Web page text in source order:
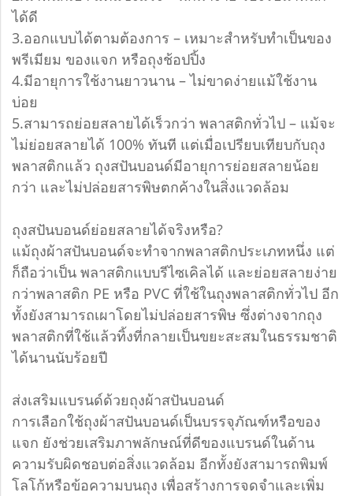
ได้ดี
3.ออกแบบได้ตามต้องการ – เหมาะสำหรับทำเป็นของ
พรีเมียม ของแจก หรือถุงช้อปปิ้ง
4.มีอายุการใช้งานยาวนาน – ไม่ขาดง่ายแม้ใช้งาน
บ่อย
5.สามารถย่อยสลายได้เร็วกว่า พลาสติกทั่วไป – แม้จะ
ไม่ย่อยสลายได้ 100% ทันที แต่เมื่อเปรียบเทียบกับถุง
พลาสติกแล้ว ถุงสปันบอนด์มีอายุการย่อยสลายน้อย
กว่า และไม่ปล่อยสารพิษตกค้างในสิ่งแวดล้อม
ถุงสปันบอนด์ย่อยสลายได้จริงหรือ?
แม้ถุงผ้าสปันบอนด์จะทำจากพลาสติกประเภทหนึ่ง แต่
ก็ถือว่าเป็น พลาสติกแบบรีไซเคิลได้ และย่อยสลายง่าย
กว่าพลาสติก PE หรือ PVC ที่ใช้ในถุงพลาสติกทั่วไป อีก
ทั้งยังสามารถเผาโดยไม่ปล่อยสารพิษ ซึ่งต่างจากถุง
พลาสติกที่ใช้แล้วทิ้งที่กลายเป็นขยะสะสมในธรรมชาติ
ได้นานนับร้อยปี
ส่งเสริมแบรนด์ด้วยถุงผ้าสปันบอนด์
การเลือกใช้ถุงผ้าสปันบอนด์เป็นบรรจุภัณฑ์หรือของ
แจก ยังช่วยเสริมภาพลักษณ์ที่ดีของแบรนด์ในด้าน
ความรับผิดชอบต่อสิ่งแวดล้อม อีกทั้งยังสามารถพิมพ์
โลโก้หรือข้อความบนถุง เพื่อสร้างการจดจำและเพิ่ม